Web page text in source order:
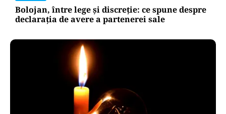
Bolojan, între lege și discreție: ce spune despre
declarația de avere a partenerei sale